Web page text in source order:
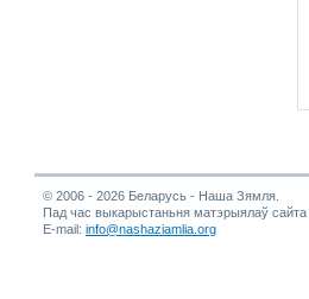
© 2006 - 2026 Беларусь - Наша Зямля.
Пад час выкарыстаньня матэрыялаў
E-mail: info@nashaziamlia.org